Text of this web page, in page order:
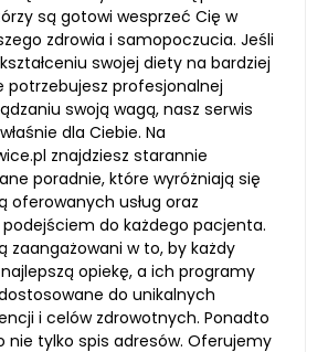
są gotowi wesprzeć Cię w
zdrowia i samopoczucia. Jeśli
swojej diety na bardziej
potrzebujesz profesjonalnej
swoją wagą, nasz serwis
dla Ciebie. Na
znajdziesz starannie
poradnie, które wyróżniają się
oferowanych usług oraz
do każdego pacjenta.
zaangażowani w to, by każdy
opiekę, a ich programy
do unikalnych
i celów zdrowotnych. Ponadto
nie tylko spis adresów. Oferujemy